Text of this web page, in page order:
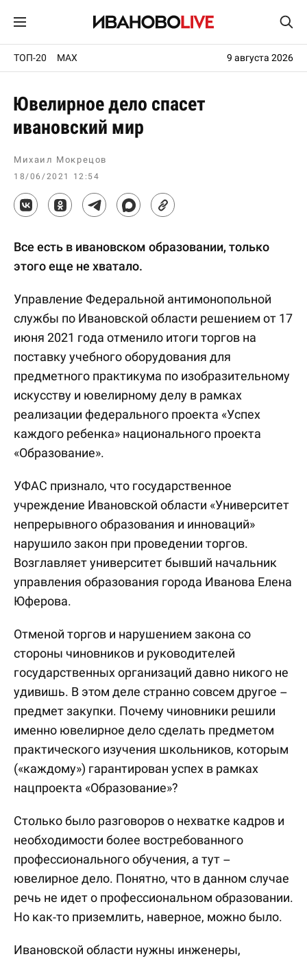
ТОП-20 MAX 9 августа 2026
Ювелирное дело спасет
ивановский мир
Михаил Мокрецов
18/06/2021 12:54
Все есть в ивановском образовании, только
этого еще не хватало.
Управление Федеральной антимонопольной
службы по Ивановской области решением от 17
июня 2021 года отменило итоги торгов на
поставку учебного оборудования для
предметного практикума по изобразительному
искусству и ювелирному делу в рамках
реализации федерального проекта «Успех
каждого ребенка» национального проекта
«Образование».
УФАС признало, что государственное
учреждение Ивановской области «Университет
непрерывного образования и инноваций»
нарушило закон при проведении торгов.
Возглавляет университет бывший начальник
управления образования города Иванова Елена
Юферова.
Отменой торгов и нарушением закона со
стороны чиновников и руководителей
государственных организаций давно никого не
удивишь. В этом деле странно совсем другое –
предмет закупки. Почему чиновники решили
именно ювелирное дело сделать предметом
практического изучения школьников, которым
(«каждому») гарантирован успех в рамках
нацпроекта «Образование»?
Столько было разговоров о нехватке кадров и
необходимости более востребованного
профессионального обучения, а тут –
ювелирное дело. Понятно, что в данном случае
речь не идет о профессиональном образовании.
Но как-то приземлить, наверное, можно было.
Ивановской области нужны инженеры,